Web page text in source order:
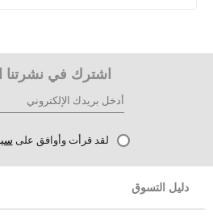
اشترك في نشرتنا
لقد قرأت وأوافق على
دليل التسوق